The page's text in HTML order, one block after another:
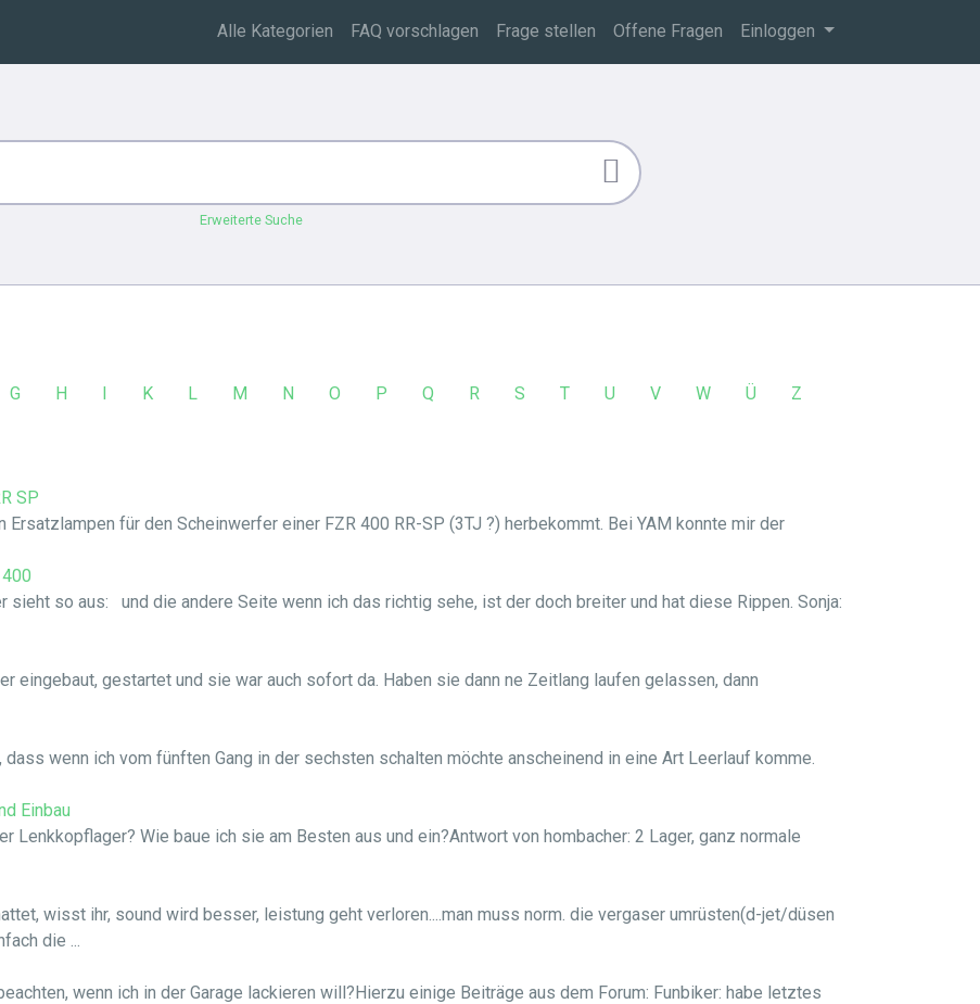
Alle Kategorien FAQ vorschlagen Frage stellen Offene Fragen Einloggen
Erweiterte Suche
G H I K L M N O P Q R S T U V W Ü Z
SP
Ersatzlampen für den Scheinwerfer einer FZR 400 RR-SP (3TJ ?) herbekommt. Bei YAM konnte mir der
sieht so aus: und die andere Seite wenn ich das richtig sehe, ist der doch breiter und hat diese Rippen. Sonja:
eingebaut, gestartet und sie war auch sofort da. Haben sie dann ne Zeitlang laufen gelassen, dann
wenn ich vom fünften Gang in der sechsten schalten möchte anscheinend in eine Art Leerlauf komme.
Einbau
Lenkkopflager? Wie baue ich sie am Besten aus und ein?Antwort von hombacher: 2 Lager, ganz normale
wisst ihr, sound wird besser, leistung geht verloren....man muss norm. die vergaser umrüsten(d-jet/düsen
die ...
wenn ich in der Garage lackieren will?Hierzu einige Beiträge aus dem Forum: Funbiker: habe letztes